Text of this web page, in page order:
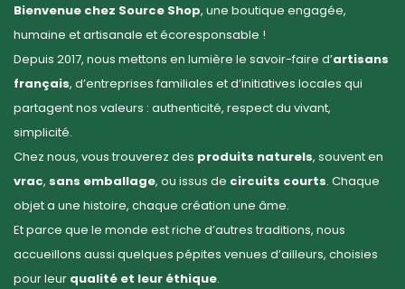
Bienvenue chez Source Shop, une boutique engagée,
humaine et artisanale et écoresponsable !
Depuis 2017, nous mettons en lumière le savoir-faire d’artisans
français, d’entreprises familiales et d’initiatives locales qui
partagent nos valeurs : authenticité, respect du vivant,
simplicité.
Chez nous, vous trouverez des produits naturels, souvent en
vrac, sans emballage, ou issus de circuits courts. Chaque
objet a une histoire, chaque création une âme.
Et parce que le monde est riche d’autres traditions, nous
accueillons aussi quelques pépites venues d’ailleurs, choisies
pour leur qualité et leur éthique.